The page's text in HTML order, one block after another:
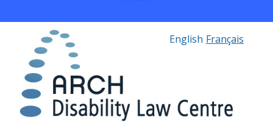
English Français